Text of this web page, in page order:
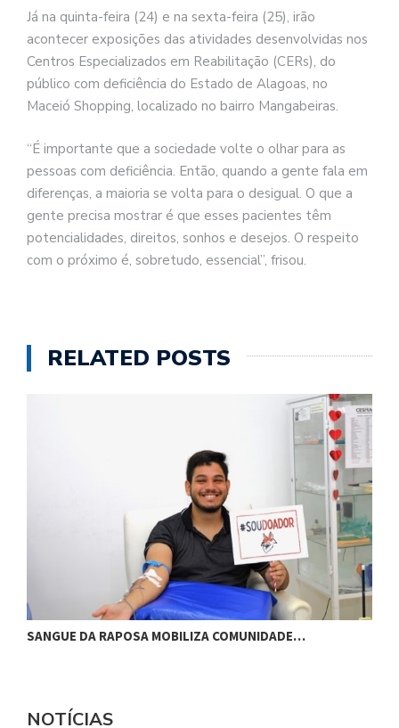
Já na quinta-feira (24) e na sexta-feira (25), irão
acontecer exposições das atividades desenvolvidas nos
Centros Especializados em Reabilitação (CERs), do
público com deficiência do Estado de Alagoas, no
Maceió Shopping, localizado no bairro Mangabeiras.
“É importante que a sociedade volte o olhar para as
pessoas com deficiência. Então, quando a gente fala em
diferenças, a maioria se volta para o desigual. O que a
gente precisa mostrar é que esses pacientes têm
potencialidades, direitos, sonhos e desejos. O respeito
com o próximo é, sobretudo, essencial”, frisou.
RELATED POSTS
SANGUE DA RAPOSA MOBILIZA COMUNIDADE…
NOTÍCIAS